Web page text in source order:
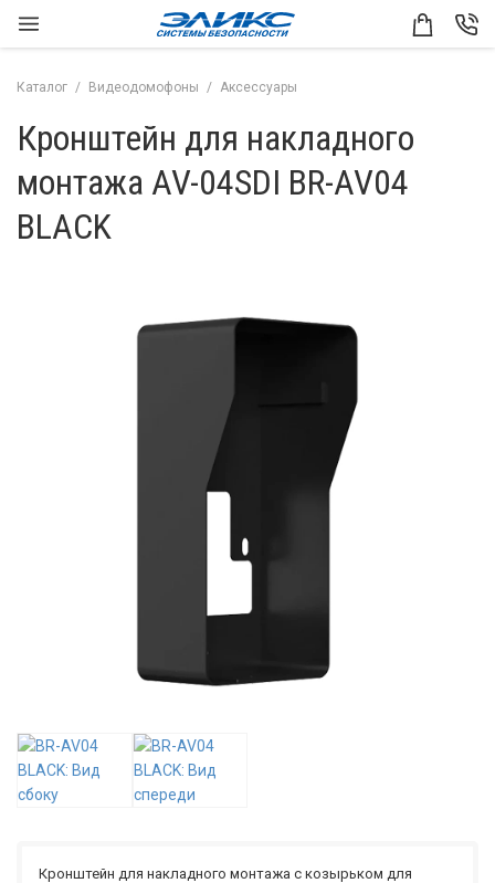
Каталог Видеодомофоны Аксессуары
Кронштейн для накладного
монтажа AV-04SDI BR-AV04
BLACK
Кронштейн для накладного монтажа с козырьком для